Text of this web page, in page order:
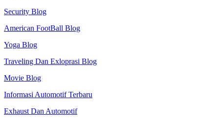
Security Blog
American FootBall Blog
Yoga Blog
Traveling Dan Exloprasi Blog
Movie Blog
Informasi Automotif Terbaru
Exhaust Dan Automotif